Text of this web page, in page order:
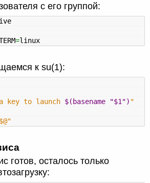
с его группой:
=linux
к su(1):
key to launch $(basename "$1") "
готов, осталось только